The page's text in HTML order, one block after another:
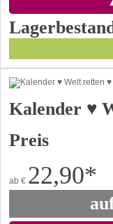
Kalender ♥
Preis
ab € 22,90*